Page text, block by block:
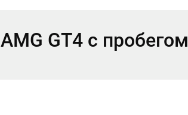
GT4 с пробегом